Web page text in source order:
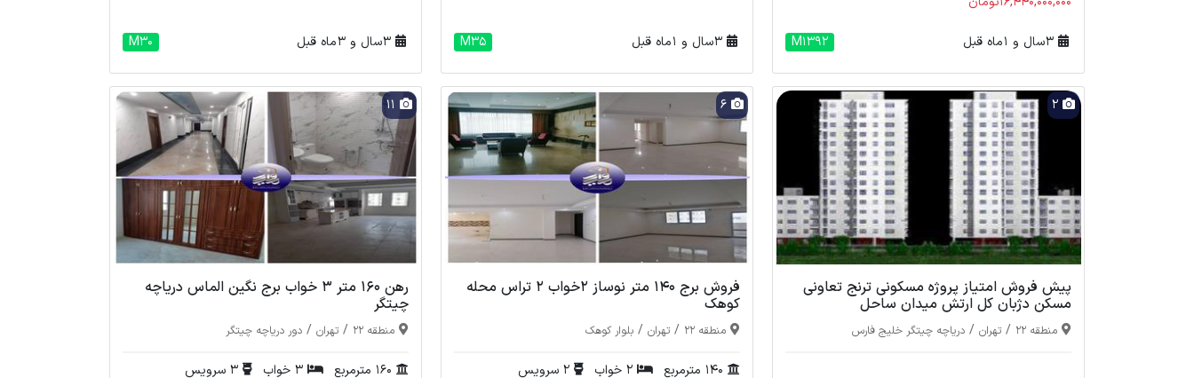
3 سال و 1 ماه قبل M1392 3 سال و 1 ماه قبل M35 3 سال و 3 ماه قبل M30
پیش فروش امتیاز پروژه مسکونی ترنج تعاونی
مسکن دژبان کل ارتش میدان ساحل
منطقه 22 / تهران / دریاچه چیتگر خلیج فارس
فروش برج 140 متر نوساز 2خواب 2 تراس محله
کوهک
منطقه 22 / تهران / بلوار کوهک
رهن 160 متر 3 خواب برج نگین الماس دریاچه
چیتگر
منطقه 22 / تهران / دور دریاچه چیتگر